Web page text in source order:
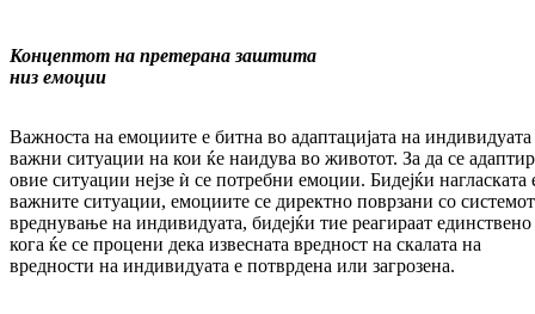
Концептот на претерана заштита
низ емоции
Важноста на емоциите е битна во адаптацијата на
важни ситуации на кои ќе наидува во животот. За да се
овие ситуации нејзе ѝ се потребни емоции. Бидејќи на­гласката
важните ситуации, емоциите се директно поврзани со
вреднување на индивидуата, бидејќи тие реагираат един­стве­но
кога ќе се процени дека извесната вред­ност на скалата на
вредности на индивидуата е потврдена или загрозена.